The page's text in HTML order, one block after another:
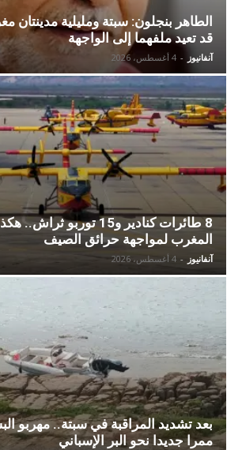
الطاهر بنجلون: سبتة ومليلية مدينتان
قد تعيد ملفهما إلى الواجهة
آنفانيوز - 4 أغسطس، 2026
8 طائرات كنادير و15 توربو
المغرب لمواجهة حرائق الصيف
آنفانيوز - 4 أغسطس، 2026
بعد تشديد المراقبة في سبتة.. مهربو
ممرا جديدا نحو البر الإسباني